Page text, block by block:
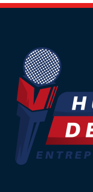
Tabac :
Retraites :